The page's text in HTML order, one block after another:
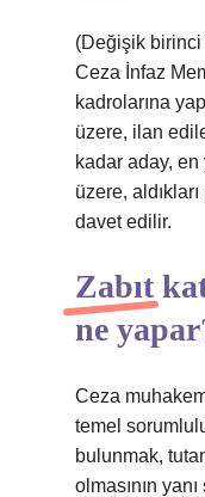
(Değişik birinci
Ceza İnfaz
kadrolarına
üzere, ilan
kadar aday,
üzere,
davet edilir.
Zabıt
ne
Ceza
temel
bulunmak,
olmasının